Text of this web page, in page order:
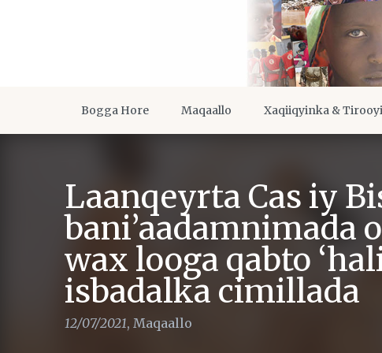
Bogga Hore Maqaallo Xaqiiqyinka &
Laanqeyrta Cas iy
bani’aadamnimada
wax looga qabto
isbadalka cimillada
12/07/2021, Maqaallo